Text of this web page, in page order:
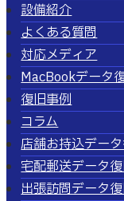
設備紹介
よくある質問
対応メディア
MacBookデータ
復旧事例
コラム
店舗お持込デー
宅配郵送データ
出張訪問データ